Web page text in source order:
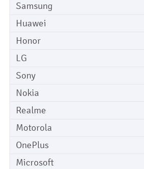
Samsung
Huawei
Honor
LG
Sony
Nokia
Realme
Motorola
OnePlus
Microsoft